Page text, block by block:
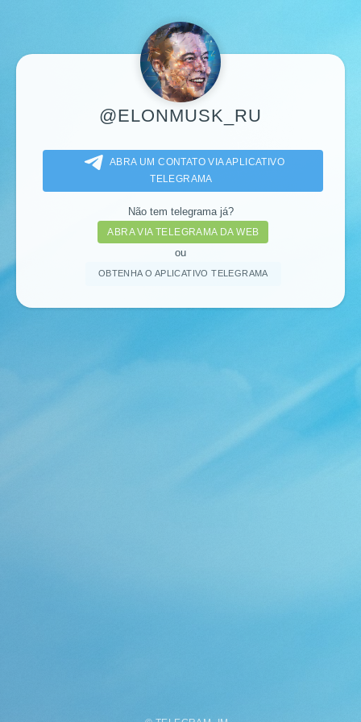
@ELONMUSK_RU
ABRA UM CONTATO VIA APLICATIVO
TELEGRAMA
Não tem telegrama já?
ABRA VIA TELEGRAMA DA WEB
ou
OBTENHA O APLICATIVO TELEGRAMA